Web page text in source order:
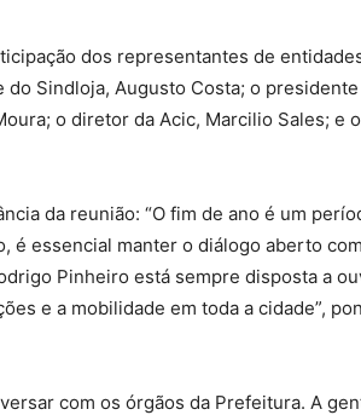
dos representantes de
Sindloja, Augusto Costa; o
o diretor da Acic, Marcilio Sales; e
da reunião: “O fim de ano é um
é essencial manter o diálogo aberto
Pinheiro está sempre disposta a
e a mobilidade em toda a cidade”,
com os órgãos da Prefeitura. A